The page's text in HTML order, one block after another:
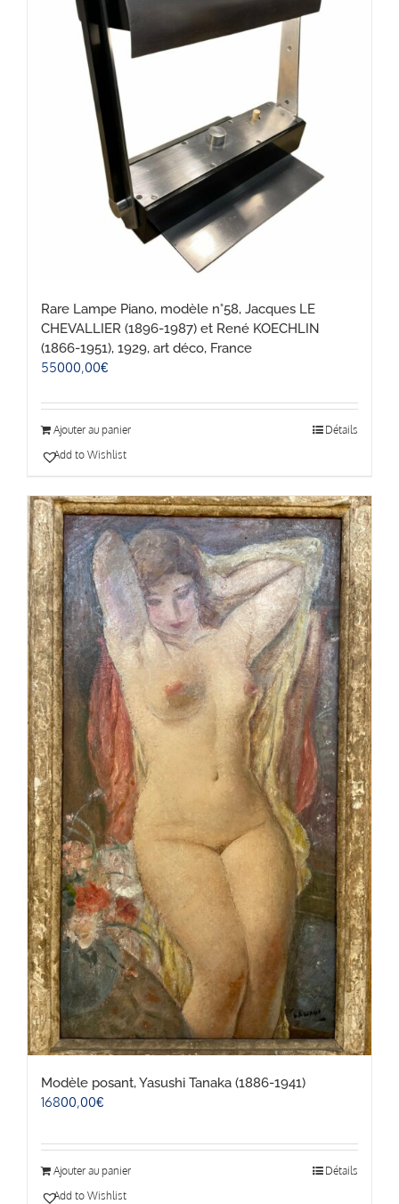
Rare Lampe Piano, modèle n°58, Jacques LE
CHEVALLIER (1896-1987) et René KOECHLIN
(1866-1951), 1929, art déco, France
55000,00€
Ajouter au panier
Détails
Add to Wishlist
Modèle posant, Yasushi Tanaka (1886-1941)
16800,00€
Ajouter au panier
Détails
Add to Wishlist